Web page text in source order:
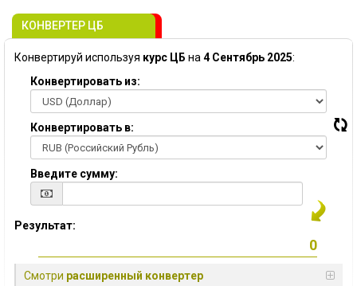
КОНВЕРТЕР ЦБ
Конвертируй используя курс ЦБ на 4 Сентябрь 2025:
Конвертировать из:
Конвертировать в:
Введите сумму:
Результат:
Смотри расширенный конвертер